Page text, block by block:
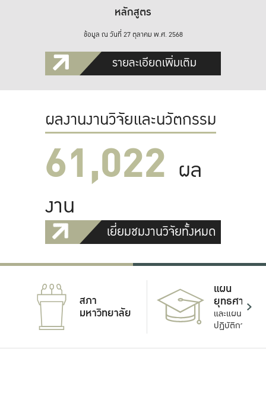
หลักสูตร
ข้อมูล ณ วันที่ 27 ตุลาคม พ.ศ. 2568
รายละเอียดเพิ่มเติม
ผลงานงานวิจัยและนวัตกรรม
61,022 ผล
งาน
เยี่ยมชมงานวิจัยทั้งหมด
สภา
มหาวิทยาลัย
แผน
ยุทธศาสตร์
และแผน
ปฏิบัติการ